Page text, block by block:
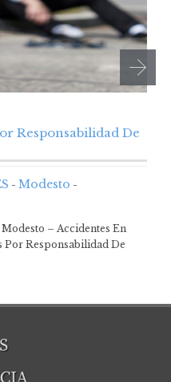
Responsabilidad De
- Modesto -
– Accidentes En
Por Responsabilidad De